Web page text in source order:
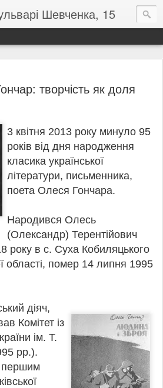
Шевченка, 15
творчість як доля
3 квітня 2013 року минуло 95
років від дня народження
класика української
літератури, письменника,
поета Олеся Гончара.
Народився Олесь
(Олександр) Терентійович
року в с. Суха Кобиляцького
області, помер 14 липня 1995
діяч,
Комітет із
ім. Т.
рр.).
першим